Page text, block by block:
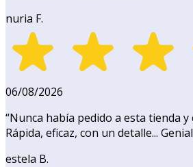
nuria F.
06/08/2026
“Nunca había pedido a esta tienda
Rápida, eficaz, con un detalle...
estela B.